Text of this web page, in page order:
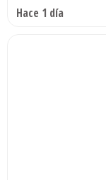
Hace 1 día